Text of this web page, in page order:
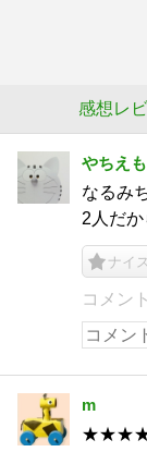
感想レ
やちえ
なるみ
2人だ
ナイス
コメン
m